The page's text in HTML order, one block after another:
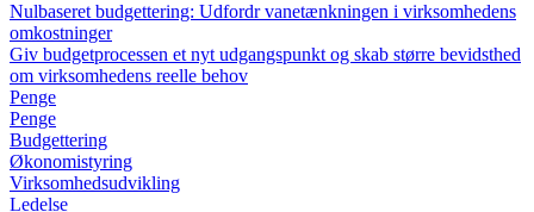
Nulbaseret budgettering: Udfordr vanetænkningen i virksomhedens
omkostninger
Giv budgetprocessen et nyt udgangspunkt og skab større bevidsthed
om virksomhedens reelle behov
Penge
Penge
Budgettering
Økonomistyring
Virksomhedsudvikling
Ledelse